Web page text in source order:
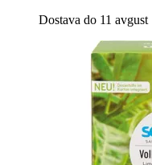
Dostava do 11 avgust